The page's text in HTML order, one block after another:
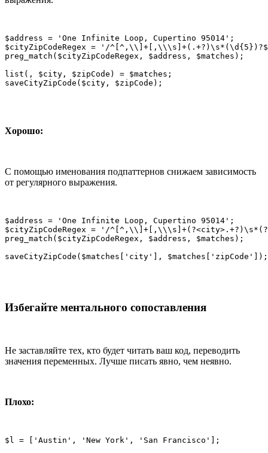
$address = 'One Infinite Loop, Cupertino 95014';
$cityZipCodeRegex = '/
preg_match($cityZipCodeRegex, $address, $matches);
list(, $city, $zipCode) = $matches;
saveCityZipCode($city, $zipCode);
Хорошо:
С помощью именования подпаттернов снижаем зависимость
от регулярного выражения.
$address = 'One Infinite Loop, Cupertino 95014';
$cityZipCodeRegex = '/
preg_match($cityZipCodeRegex, $address, $matches);
saveCityZipCode($matches['city'], $matches['zipCode']);
Избегайте ментального сопоставления
Не заставляйте тех, кто будет читать ваш код, переводить
значения переменных. Лучше писать явно, чем неявно.
Плохо:
$l = ['Austin', 'New York', 'San Francisco'];